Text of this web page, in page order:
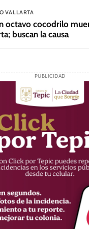
VALLARTA
octavo cocodrilo
buscan la causa
PUBLICIDAD